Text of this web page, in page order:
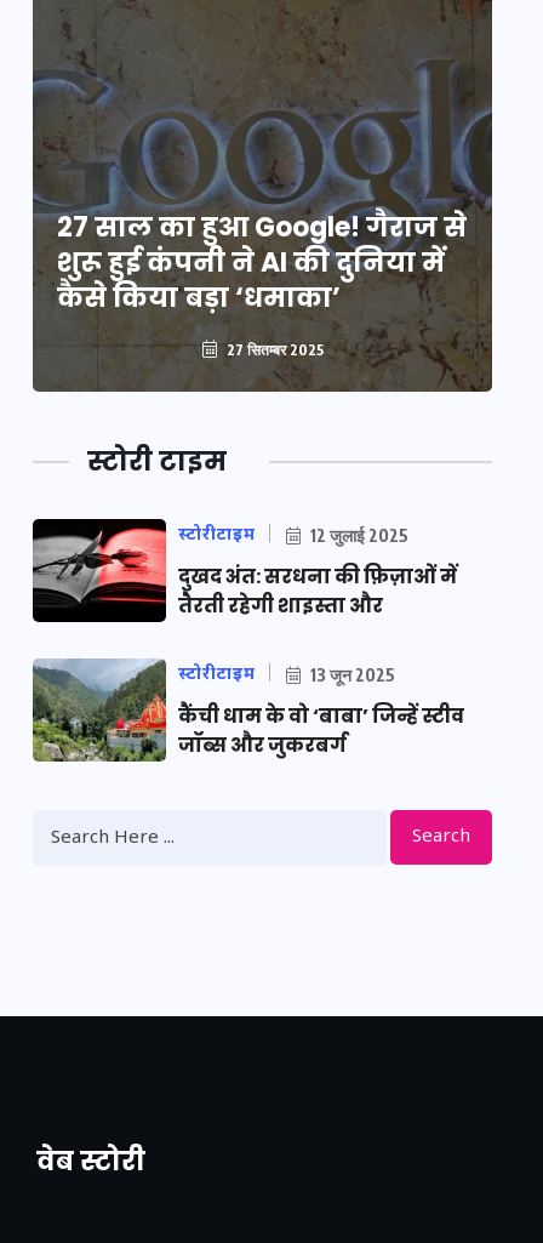
27 साल का हुआ Google! गैराज से
शुरू हुई कंपनी ने AI की दुनिया में
कैसे किया बड़ा ‘धमाका’
27 सितम्बर 2025
स्टोरी टाइम
स्टोरीटाइम 12 जुलाई 2025
दुखद अंत: सरधना की फ़िज़ाओं में
तैरती रहेगी शाइस्ता और
स्टोरीटाइम 13 जून 2025
कैंची धाम के वो ‘बाबा’ जिन्हें स्टीव
जॉब्स और जुकरबर्ग
Search
वेब स्टोरी
नया एक्सप्रेसवे: पूर्वांचल का लक, डेवलपमेंट का